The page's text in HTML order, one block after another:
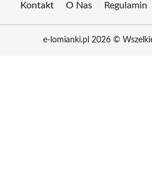
Kontakt O Nas Regulamin
e-lomianki.pl 2026 ©